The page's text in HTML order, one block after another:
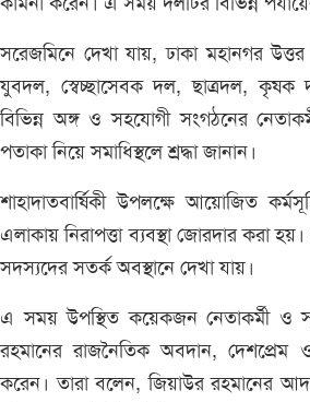
সরেজমিনে দেখা যায়, ঢাকা মহানগর
যুবদল, স্বেচ্ছাসেবক দল, ছাত্রদল,
বিভিন্ন অঙ্গ ও সহযোগী সংগঠনের
পতাকা নিয়ে সমাধিস্থলে শ্রদ্ধা জানান।
শাহাদাতবার্ষিকী উপলক্ষে আয়োজিত
এলাকায় নিরাপত্তা ব্যবস্থা জোরদার করা
সদস্যদের সতর্ক অবস্থানে দেখা যায়।
এ সময় উপস্থিত কয়েকজন নেতাকর্মী ও
রহমানের রাজনৈতিক অবদান, দেশপ্রেম
করেন। তারা বলেন, জিয়াউর রহমানের